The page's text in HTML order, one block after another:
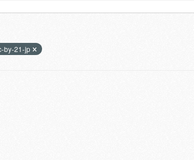
by-21-jp